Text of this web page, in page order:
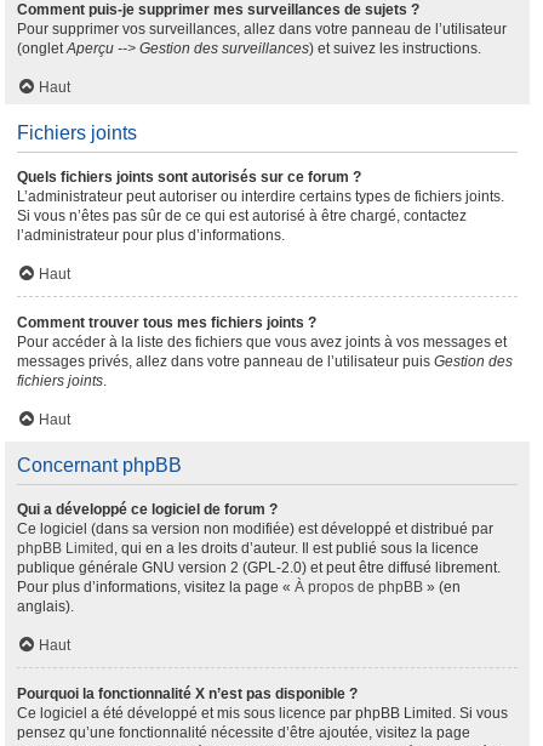
Comment puis-je supprimer mes surveillances de sujets ?
Pour supprimer vos surveillances, allez dans votre panneau de l’utilisateur
(ongletAperçu --> Gestion des surveillances) et suivez les instructions.
Haut
Fichiers joints
Quels fichiers joints sont autorisés sur ce forum ?
L’administrateur peut autoriser ou interdire certains types de fichiers joints.
Si vous n’êtes pas sûr de ce qui est autorisé à être chargé, contactez
l’administrateur pour plus d’informations.
Haut
Comment trouver tous mes fichiers joints ?
Pour accéder à la liste des fichiers que vous avez joints à vos messages et
messages privés, allez dans votre panneau de l’utilisateur puis Gestion des
fichiers joints.
Haut
Concernant phpBB
Qui a développé ce logiciel de forum ?
Ce logiciel (dans sa version non modifiée) est développé et distribué par
phpBB Limited , qui en a les droits d’auteur. Il est publié sous la licence
publique générale GNU version 2 (GPL-2.0) et peut être diffusé librement.
Pour plus d’informations, visitez la page « À propos de phpBB » (en
anglais).
Haut
Pourquoi la fonctionnalité X n’est pas disponible ?
Ce logiciel a été développé et mis sous licence par phpBB Limited. Si vous
pensez qu’une fonctionnalité nécessite d’être ajoutée, visitez la page